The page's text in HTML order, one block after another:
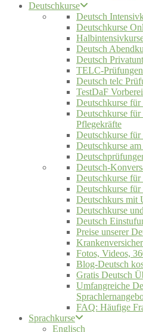
Deutschkurse
Deutsch
Deutschkurse
Deutsch
Deutsch
TELC-
Deutsch telc
TestDaF
Deutschkurse
Deutschkurse
Pflegekräfte
Deutschkurse für
Deutschkurse
Deutsch-
Deutschkurse
Deutschkurse
Deutschkurs mit
Deutschkurse
Deutsch
Preise unserer
Fotos, Videos,
Blog-Deutsch
Gratis Deutsch
Umfangreiche
FAQ: Häufige
Sprachkurse
Englisch